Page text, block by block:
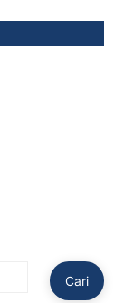
Cari